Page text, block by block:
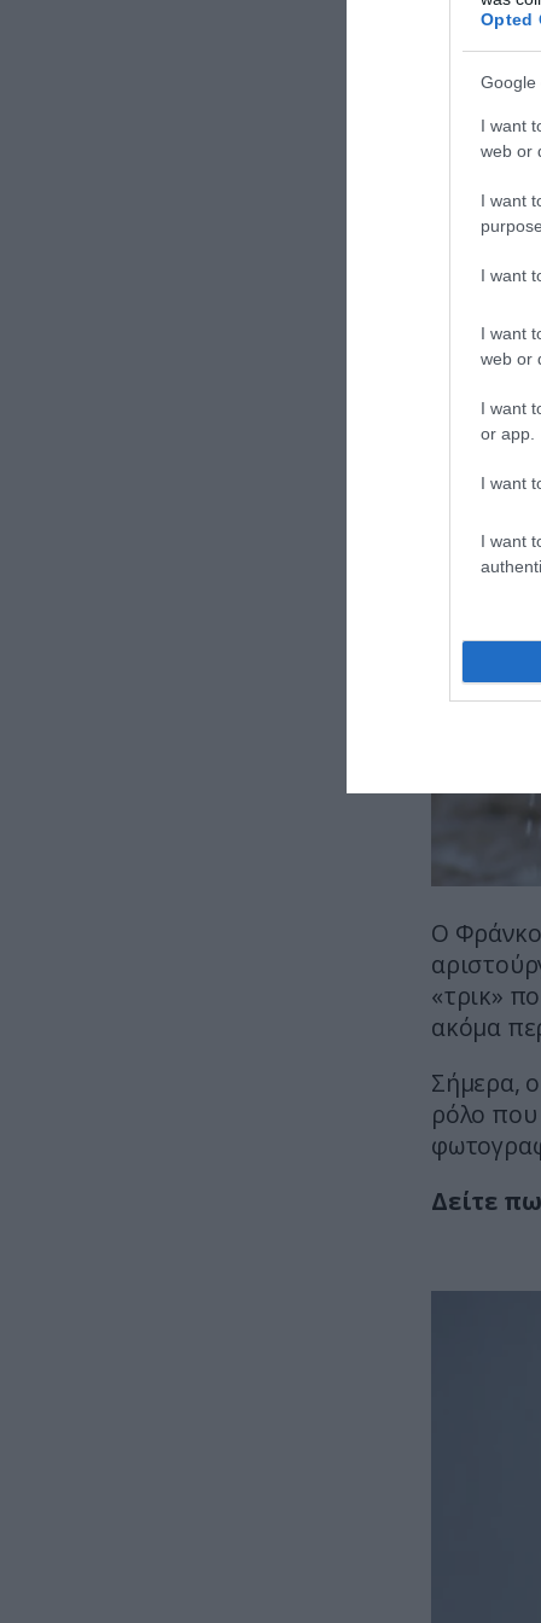
Opted
Google
I want
web or
I want
I want
I want
web or
I want
or app.
I want
I want
Ο Φράνκο
«τρικ»
ακόμα
Σήμερα,
ρόλο που
Δείτε